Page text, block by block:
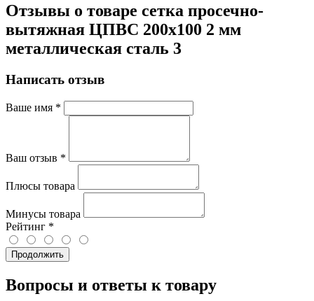
Отзывы о товаре сетка просечно-
вытяжная ЦПВС 200х100 2 мм
металлическая сталь 3
Написать отзыв
Ваше имя *
Ваш отзыв *
Плюсы товара
Минусы товара
Рейтинг *
Продолжить
Вопросы и ответы к товару